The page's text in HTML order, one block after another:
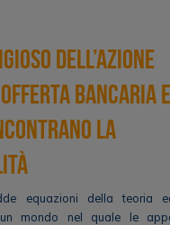
dell’azione
bancaria
la
equazioni della teoria
mondo nel quale le